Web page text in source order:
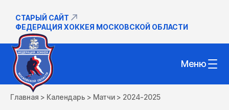
СТАРЫЙ САЙТ
ФЕДЕРАЦИЯ ХОККЕЯ МОСКОВСКОЙ ОБЛАСТИ
Меню
Главная > Календарь > Матчи > 2024-2025